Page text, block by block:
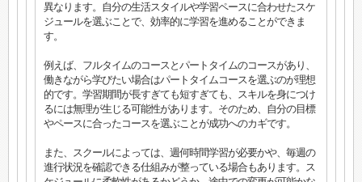
異なります。自分の生活スタイルや学習ペースに合わせたスケ
ジュールを選ぶことで、効率的に学習を進めることができま
す。
例えば、フルタイムのコースとパートタイムのコースがあり、
働きながら学びたい場合はパートタイムコースを選ぶのが理想
的です。学習期間が長すぎても短すぎても、スキルを身につけ
るには無理が生じる可能性があります。そのため、自分の目標
やペースに合ったコースを選ぶことが成功へのカギです。
また、スクールによっては、週何時間学習が必要かや、毎週の
進行状況を確認できる仕組みが整っている場合もあります。ス